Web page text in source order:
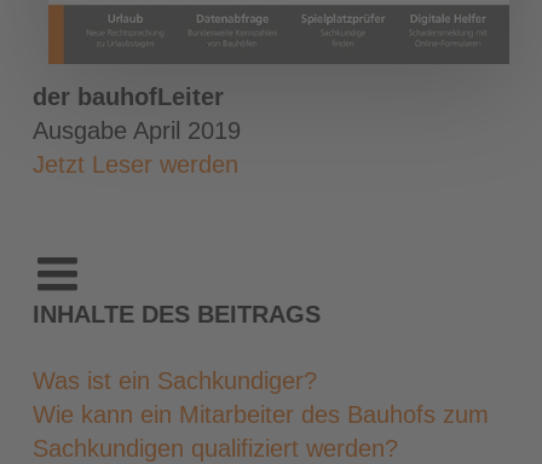
der bauhofLeiter
Ausgabe April 2019
Jetzt Leser werden
INHALTE DES BEITRAGS
Was ist ein Sachkundiger?
Wie kann ein Mitarbeiter des Bauhofs zum
Sachkundigen qualifiziert werden?